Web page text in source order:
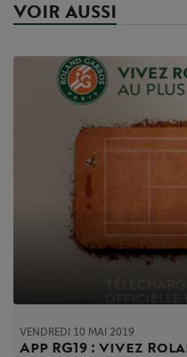
VOIR AUSSI
VENDREDI 10 MAI 2019
App RG19 : vivez